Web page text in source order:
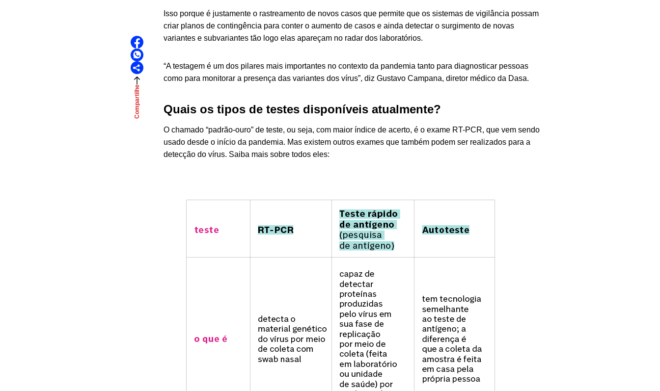
Compartilhe
Isso porque é justamente o rastreamento de novos casos que permite que os sistemas de vigilância possam
criar planos de contingência para conter o aumento de casos e ainda detectar o surgimento de novas
variantes e subvariantes tão logo elas apareçam no radar dos laboratórios.
“A testagem é um dos pilares mais importantes no contexto da pandemia tanto para diagnosticar pessoas
como para monitorar a presença das variantes dos vírus”, diz Gustavo Campana, diretor médico da Dasa.
Quais os tipos de testes disponíveis atualmente?
O chamado “padrão-ouro” de teste, ou seja, com maior índice de acerto, é o exame RT-PCR, que vem sendo
usado desde o início da pandemia. Mas existem outros exames que também podem ser realizados para a
detecção do vírus. Saiba mais sobre todos eles: